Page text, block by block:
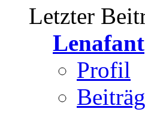
Letzter
Lenafant
Profil